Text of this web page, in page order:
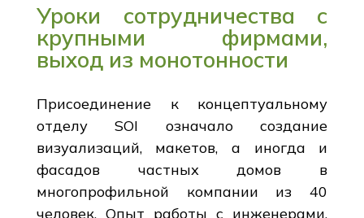
Уроки сотрудничества с
крупными фирмами,
выход из монотонности
Присоединение к концептуальному
отделу SOI означало создание
визуализаций, макетов, а иногда и
фасадов частных домов в
многопрофильной компании из 40
человек. Опыт работы с инженерами,